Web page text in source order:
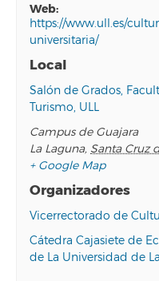
web:
https://www.ull.es/
universitaria/
Local
Salón de Grados,
Turismo, ULL
Campus de Guajara
La Laguna, Santa Cruz
+ Google Map
Organizadores
Vicerrectorado de
Cátedra Cajasiete de
de La Universidad de